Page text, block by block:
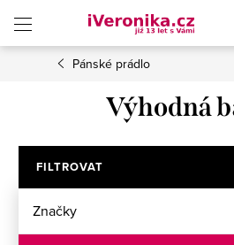
obsah
Pánské prádlo
Výhodná
FILTROVAT
Značky